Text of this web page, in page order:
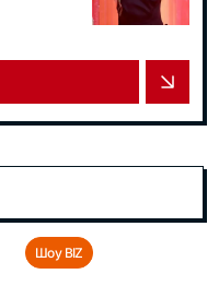
Шоу BIZ